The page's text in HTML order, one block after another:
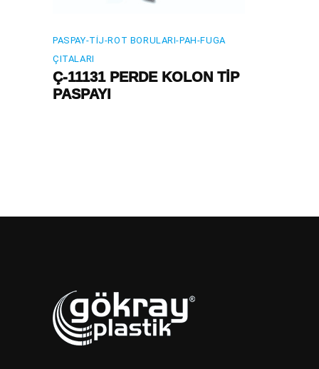
PASPAY-TIJ-ROT BORULARI-PAH-FUGA
ÇITALARI
Ç-11131 PERDE KOLON TİP
PASPAYI